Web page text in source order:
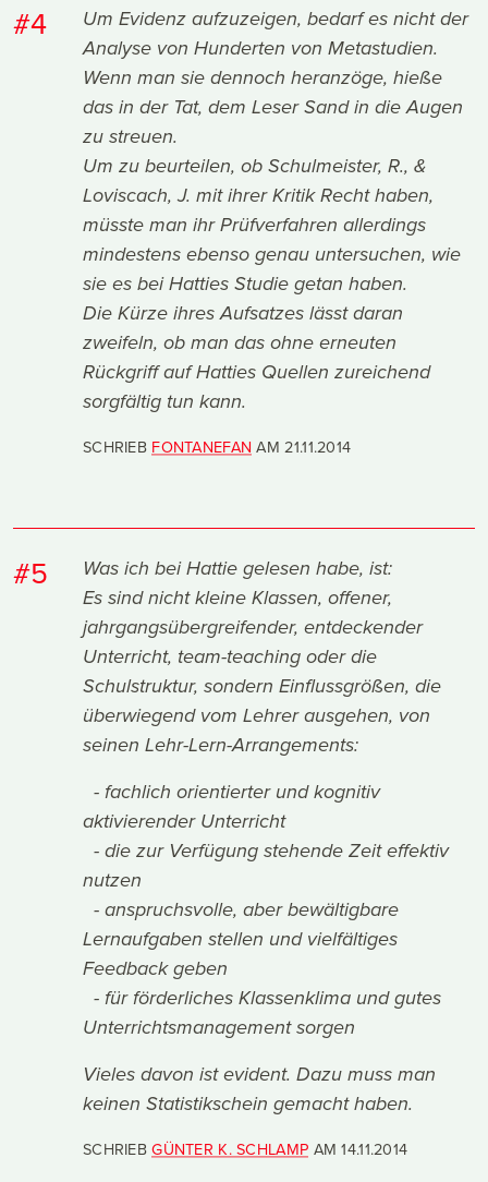
#4
Um Evidenz aufzuzeigen, bedarf es nicht der
Analyse von Hunderten von Metastudien.
Wenn man sie dennoch heranzöge, hieße
das in der Tat, dem Leser Sand in die Augen
zu streuen.
Um zu beurteilen, ob Schulmeister, R., &
Loviscach, J. mit ihrer Kritik Recht haben,
müsste man ihr Prüfverfahren allerdings
mindestens ebenso genau untersuchen, wie
sie es bei Hatties Studie getan haben.
Die Kürze ihres Aufsatzes lässt daran
zweifeln, ob man das ohne erneuten
Rückgriff auf Hatties Quellen zureichend
sorgfältig tun kann.
SCHRIEB FONTANEFAN AM21.11.2014
#5
Was ich bei Hattie gelesen habe, ist:
Es sind nicht kleine Klassen, offener,
jahrgangsübergreifender, entdeckender
Unterricht, team-teaching oder die
Schulstruktur, sondern Einflussgrößen, die
überwiegend vom Lehrer ausgehen, von
seinen Lehr-Lern-Arrangements:
- fachlich orientierter und kognitiv
aktivierender Unterricht
- die zur Verfügung stehende Zeit effektiv
nutzen
- anspruchsvolle, aber bewältigbare
Lernaufgaben stellen und vielfältiges
Feedback geben
- für förderliches Klassenklima und gutes
Unterrichtsmanagement sorgen
Vieles davon ist evident. Dazu muss man
keinen Statistikschein gemacht haben.
SCHRIEBGÜNTER K. SCHLAMP AM14.11.2014